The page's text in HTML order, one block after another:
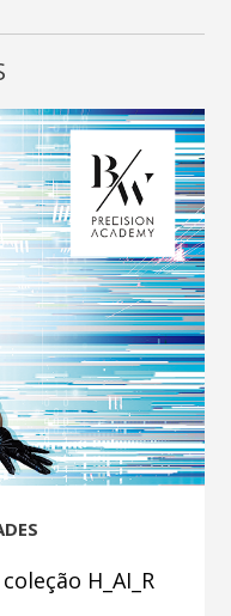
H_AI_R